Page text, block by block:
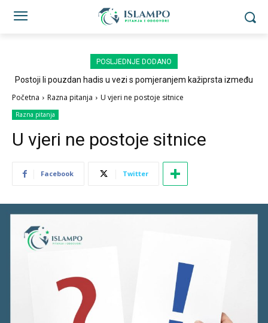
POSLJEDNJE DODANO
Postoji li pouzdan hadis u vezi s pomjeranjem kažiprsta između
Početna Razna pitanja U vjeri ne postoje sitnice
Razna pitanja
U vjeri ne postoje sitnice
Facebook Twitter